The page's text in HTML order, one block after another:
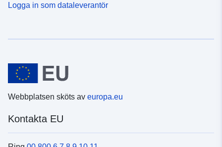
Logga in som dataleverantör
Webbplatsen sköts av europa.eu
Kontakta EU